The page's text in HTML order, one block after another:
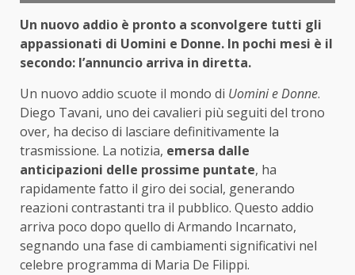
Un nuovo addio è pronto a sconvolgere tutti gli
appassionati di Uomini e Donne. In pochi mesi è il
secondo: l’annuncio arriva in diretta.
Un nuovo addio scuote il mondo di Uomini e Donne.
Diego Tavani, uno dei cavalieri più seguiti del trono
over, ha deciso di lasciare definitivamente la
trasmissione. La notizia, emersa dalle
anticipazioni delle prossime puntate, ha
rapidamente fatto il giro dei social, generando
reazioni contrastanti tra il pubblico. Questo addio
arriva poco dopo quello di Armando Incarnato,
segnando una fase di cambiamenti significativi nel
celebre programma di Maria De Filippi.